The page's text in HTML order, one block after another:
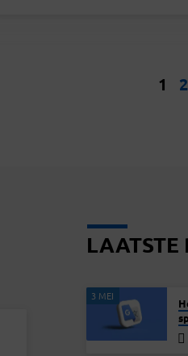
1 2
LAATSTE
3 MEI